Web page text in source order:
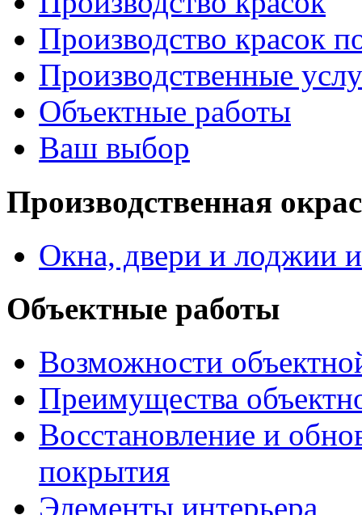
Производство красок
Производственные
Объектные работы
Ваш выбор
Производственная
Окна, двери и лоджии
Объектные работы
Возможности
Преимущества
Восстановление и
покрытия
Элементы интерьера